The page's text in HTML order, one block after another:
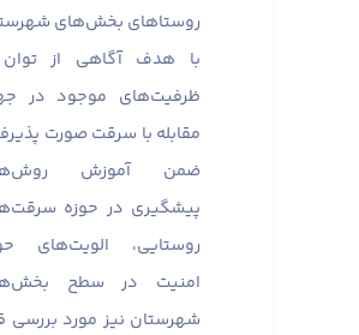
روستاهای بخش‌های
با هدف آگاهی از
ظرفیت‌های موجود در
مقابله با سرقت صورت
ضمن آموزش
پیشگیری در حوزه
روستایی، الویت‌های
امنیت در سطح
شهرستان نیز مورد بررسی